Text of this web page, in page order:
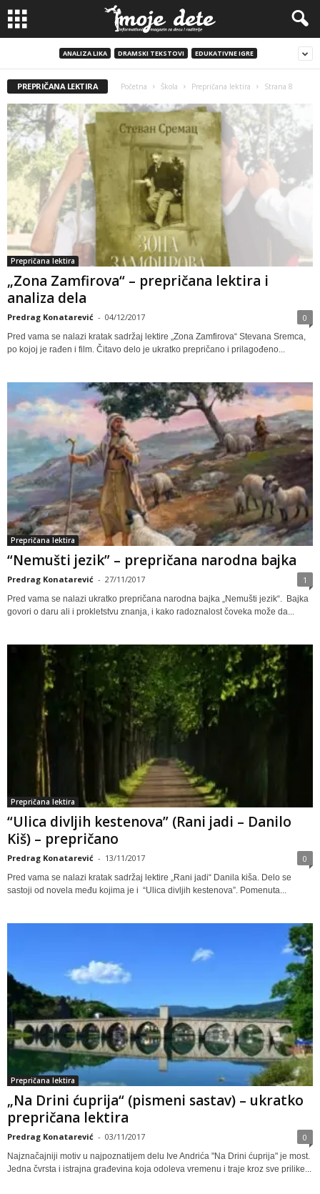
ANALIZA LIKA DRAMSKI TEKSTOVI EDUKATIVNE IGRE
PREPRIČANA LEKTIRA Početna Škola Prepričana lektira Strana 8
Prepričana lektira
„Zona Zamfirova“ – prepričana lektira i
analiza dela
Predrag Konatarević - 04/12/2017 0
Pred vama se nalazi kratak sadržaj lektire „Zona Zamfirova“ Stevana Sremca,
po kojoj je rađen i film. Čitavo delo je ukratko prepričano i prilagođeno...
Prepričana lektira
“Nemušti jezik” – prepričana narodna bajka
Predrag Konatarević - 27/11/2017 1
Pred vama se nalazi ukratko prepričana narodna bajka „Nemušti jezik“. Bajka
govori o daru ali i prokletstvu znanja, i kako radoznalost čoveka može da...
Prepričana lektira
“Ulica divljih kestenova” (Rani jadi – Danilo
Kiš) – prepričano
Predrag Konatarević - 13/11/2017 0
Pred vama se nalazi kratak sadržaj lektire „Rani jadi“ Danila kiša. Delo se
sastoji od novela među kojima je i “Ulica divljih kestenova”. Pomenuta...
Prepričana lektira
„Na Drini ćuprija“ (pismeni sastav) – ukratko
prepričana lektira
Predrag Konatarević - 03/11/2017 0
Najznačajniji motiv u najpoznatijem delu Ive Andrića "Na Drini ćuprija" je most.
Jedna čvrsta i istrajna građevina koja odoleva vremenu i traje kroz sve prilike...